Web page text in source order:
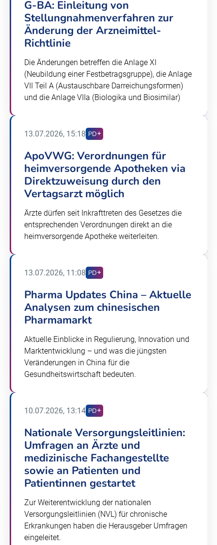
G-BA: Einleitung von
Stellungnahmenverfahren zur
Änderung der Arzneimittel-
Richtlinie
Die Änderungen betreffen die Anlage XI
(Neubildung einer Festbetragsgruppe), die Anlage
VII Teil A (Austauschbare Darreichungsformen)
und die Anlage VIIa (Biologika und Biosimilar)
13.07.2026, 15:18 PD
ApoVWG: Verordnungen für
heimversorgende Apotheken via
Direktzuweisung durch den
Vertagsarzt möglich
Ärzte dürfen seit Inkrafttreten des Gesetzes die
entsprechenden Verordnungen direkt an die
heimversorgende Apotheke weiterleiten.
13.07.2026, 11:08 PD
Pharma Updates China – Aktuelle
Analysen zum chinesischen
Pharmamarkt
Aktuelle Einblicke in Regulierung, Innovation und
Marktentwicklung – und was die jüngsten
Veränderungen in China für die
Gesundheitswirtschaft bedeuten.
10.07.2026, 13:14 PD
Nationale Versorgungsleitlinien:
Umfragen an Ärzte und
medizinische Fachangestellte
sowie an Patienten und
Patientinnen gestartet
Zur Weiterentwicklung der nationalen
Versorgungsleitlinien (NVL) für chronische
Erkrankungen haben die Herausgeber Umfragen
eingeleitet.